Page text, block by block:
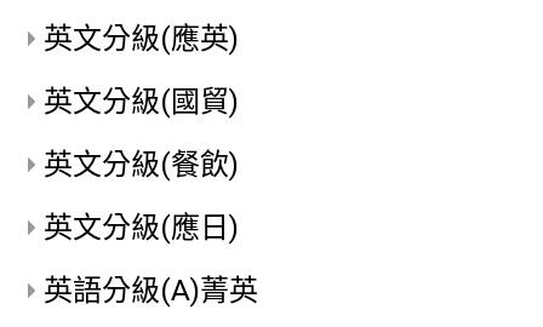
英文分級(應英)
英文分級(國貿)
英文分級(餐飲)
英文分級(應日)
英語分級(A)菁英